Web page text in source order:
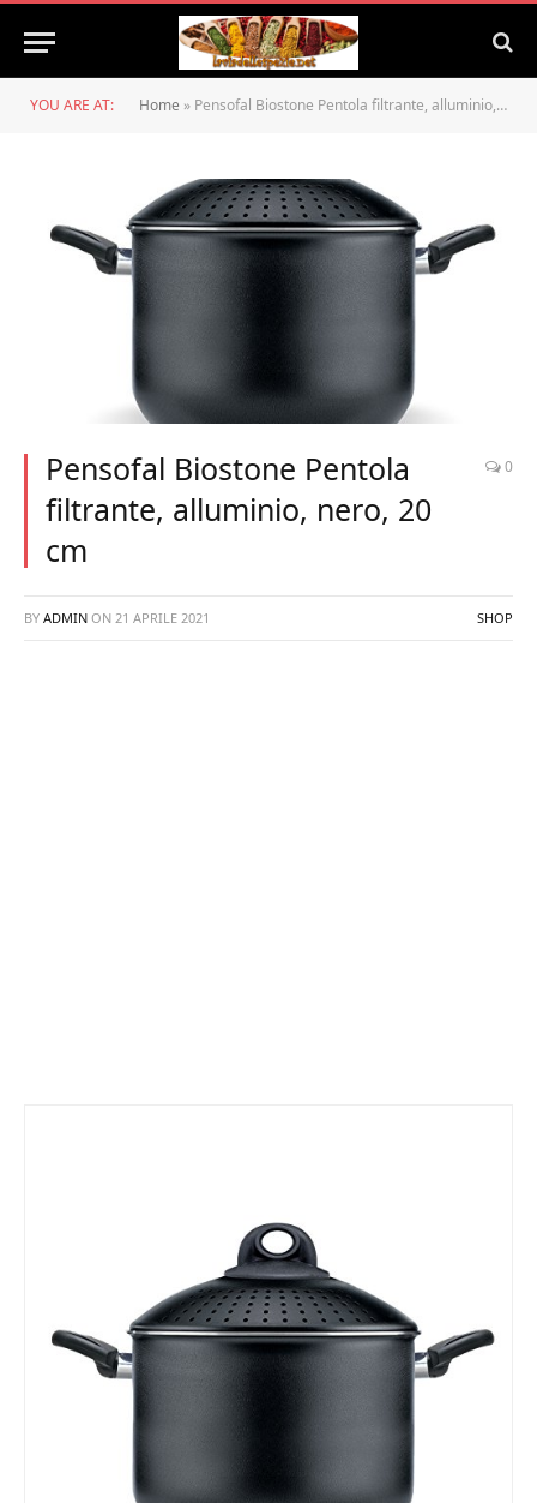
YOU ARE AT: Home » Pensofal Biostone Pentola filtrante, alluminio, nero, 20 cm
Pensofal Biostone Pentola
filtrante, alluminio, nero, 20
cm
0
BY ADMIN ON 21 APRILE 2021 SHOP